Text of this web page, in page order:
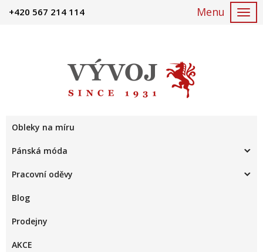
+420 567 214 114
Obleky na míru
Pánská móda
Pracovní oděvy
Blog
Prodejny
AKCE